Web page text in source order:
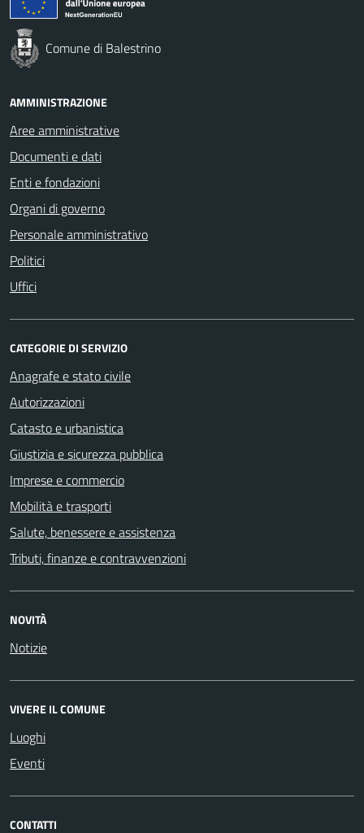
Comune di Balestrino
AMMINISTRAZIONE
Aree amministrative
Documenti e dati
Enti e fondazioni
Organi di governo
Personale amministrativo
Politici
Uffici
CATEGORIE DI SERVIZIO
Anagrafe e stato civile
Autorizzazioni
Catasto e urbanistica
Giustizia e sicurezza pubblica
Imprese e commercio
Mobilità e trasporti
Salute, benessere e assistenza
Tributi, finanze e contravvenzioni
NOVITÀ
Notizie
VIVERE IL COMUNE
Luoghi
Eventi
CONTATTI